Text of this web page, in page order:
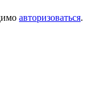
авторизоваться.